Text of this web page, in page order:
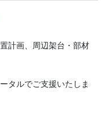
計画、周辺架台・部材
タルでご支援いたしま